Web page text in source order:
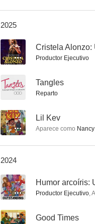
8.5
The Good Fight
2025
-- Cristela Alonzo:
Productor Ejecutivo
-- Tangles
Reparto
-- Lil Kev
Aparece como
2024
--
Productor Ejecutivo,
-- Good Times